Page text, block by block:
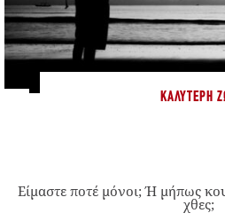
ΚΑΛΎΤΕΡΗ
Είμαστε ποτέ μόνοι; Ή μήπως
χθες;